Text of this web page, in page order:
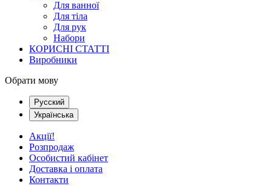
Для ванної
Для тіла
Для рук
Набори
КОРИСНІ СТАТТІ
Виробники
Обрати мову
Русский
Українська
Акції!
Розпродаж
Особистий кабінет
Доставка і оплата
Контакти